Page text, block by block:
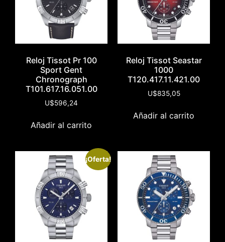
Reloj Tissot Pr 100
Sport Gent
Chronograph
T101.617.16.051.00
U$596,24
Añadir al carrito
Reloj Tissot Seastar
1000
T120.417.11.421.00
U$835,05
Añadir al carrito
¡Oferta!